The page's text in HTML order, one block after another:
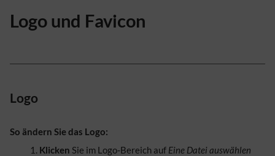
Logo und Favicon
Logo
So ändern Sie das Logo:
Klicken Sie im Logo-Bereich auf Eine Datei auswählen